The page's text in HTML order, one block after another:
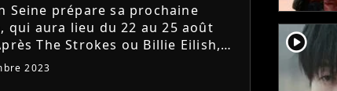
Seine prépare sa prochaine
qui aura lieu du 22 au 25 août
The Strokes ou Billie Eilish,
les têtes d'affiches du festival
2023
player2